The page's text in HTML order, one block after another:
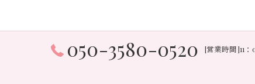
050-3580-0520 [営業時間]11